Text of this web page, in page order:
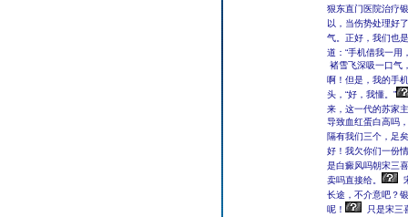
狠东直门医院治疗
以，当伤势处理好
气。正好，我们也
道：“手机借我一用
褚雪飞深吸一口气
啊！但是，我的手
头，“好，我懂。”
来，这一代的苏家
导致血红蛋白高吗
隔有我们三个，足
好！我欠你们一份
是白癜风吗朝宋三
卖吗直接给。
长途，不介意吧？
呢！
只是宋三